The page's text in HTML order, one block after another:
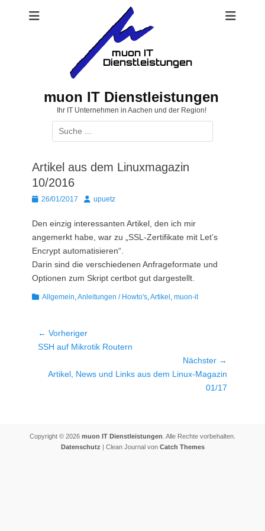
muon IT Dienstleistungen
Ihr IT Unternehmen in Aachen und der Region!
Suchen
nach:
Artikel aus dem Linuxmagazin
10/2016
Posted
26/01/2017 Autorupuetz
Den einzig interessanten Artikel, den ich mir
angemerkt habe, war zu „SSL-Zertifikate mit Let’s
Encrypt automatisieren“.
Darin sind die verschiedenen Anfrageformate und
Optionen zum Skript certbot gut dargestellt.
Kategorien
Allgemein,Anleitungen / Howto's,Artikel , muon-it
Beitragsnavigation
← Vorheriger
Vorheriger
SSH auf Mikrotik Routern
Nächster →
Nächster
Artikel, News und Links aus dem Linux-Magazin
01/17
Copyright © 2026 muon IT Dienstleistungen . Alle Rechte vorbehalten.
Datenschutz | Clean Journal von Catch Themes